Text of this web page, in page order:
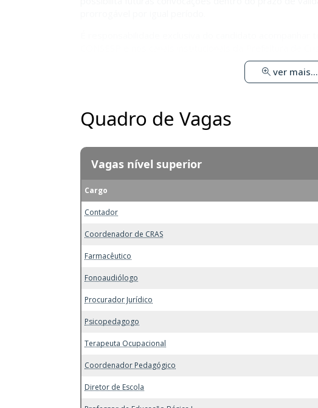
ver mais...
Quadro de Vagas
Vagas nível superior
Cargo
Contador
Coordenador de CRAS
Farmacêutico
Fonoaudiólogo
Procurador Jurídico
Psicopedagogo
Terapeuta Ocupacional
Coordenador Pedagógico
Diretor de Escola